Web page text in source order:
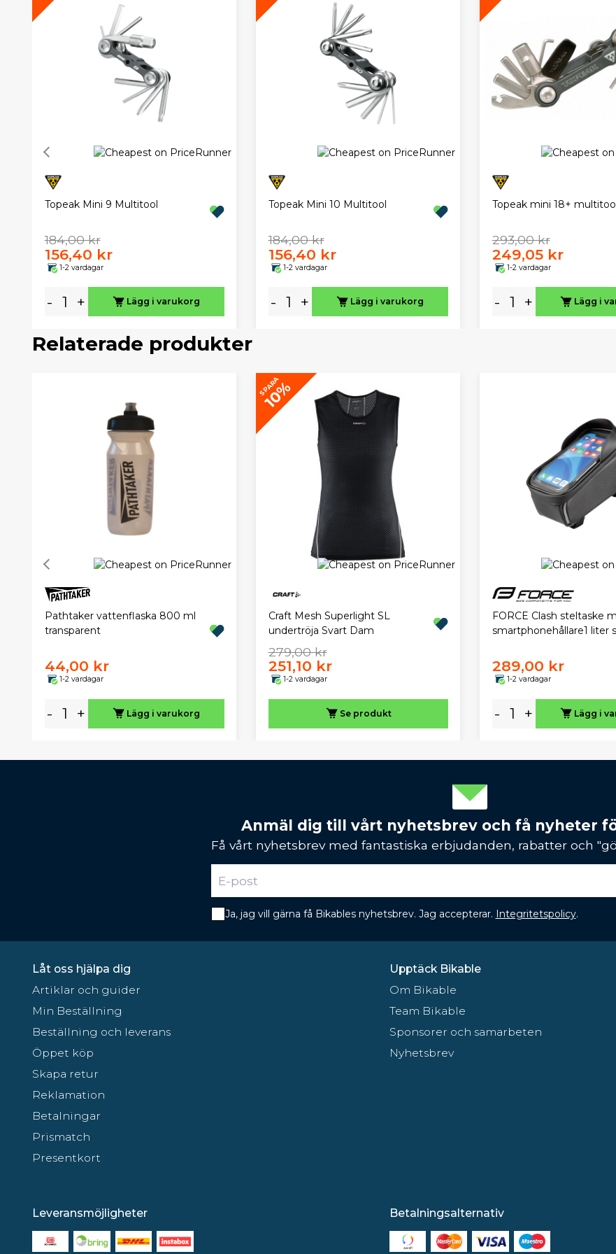
Topeak Mini 9 Multitool
184,00 kr
156,40 kr
1-2 vardagar
- + Lägg i varukorg
Topeak Mini 10 Multitool
184,00 kr
156,40 kr
1-2 vardagar
- + Lägg i varukorg
Topeak mini 18+
293,00 kr
249,05 kr
1-2 vardagar
- + Lägg i
Relaterade produkter
Pathtaker vattenflaska 800 ml
transparent
44,00 kr
1-2 vardagar
- + Lägg i varukorg
SPARA
10%
Craft Mesh Superlight SL
undertröja Svart Dam
279,00 kr
251,10 kr
1-2 vardagar
Se produkt
FORCE Clash steltaske
smartphonehållare1 liter
289,00 kr
1-2 vardagar
- + Lägg i
Anmäl dig till vårt nyhetsbrev och få nyheter
Få vårt nyhetsbrev med fantastiska erbjudanden, rabatter och
Ja, jag vill gärna få Bikables nyhetsbrev. Jag accepterar. Integritetspolicy.
Låt oss hjälpa dig
Artiklar och guider
Min Beställning
Beställning och leverans
Öppet köp
Skapa retur
Reklamation
Betalningar
Prismatch
Presentkort
Upptäck Bikable
Om Bikable
Team Bikable
Sponsorer och samarbeten
Nyhetsbrev
Leveransmöjligheter Betalningsalternativ